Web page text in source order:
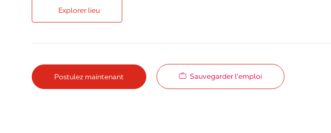
Explorer lieu
Postulez maintenant Sauvegarder l'emploi